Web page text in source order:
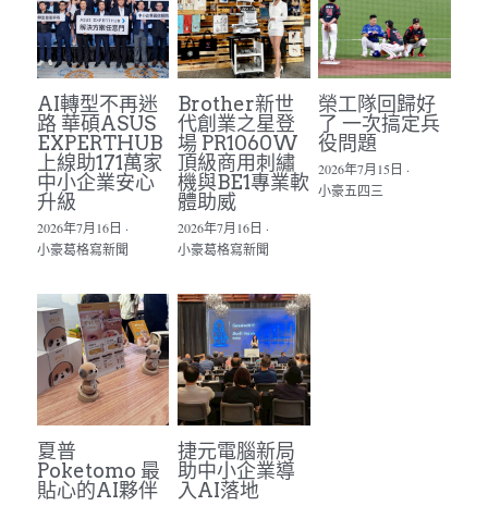
AI轉型不再迷
路 華碩ASUS
EXPERTHUB
上線助171萬家
中小企業安心
升級
2026年7月16日 ·
小豪葛格寫新聞
Brother新世
代創業之星登
場 PR1060W
頂級商用刺繡
機與BE1專業軟
體助威
2026年7月16日 ·
小豪葛格寫新聞
榮工隊回歸好
了 一次搞定兵
役問題
2026年7月15日 ·
小豪五四三
夏普
Poketomo 最
貼心的AI夥伴
捷元電腦新局
助中小企業導
入AI落地